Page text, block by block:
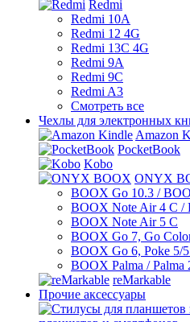
Redmi
Redmi 10A
Redmi 12 4G
Redmi 13C 4G
Redmi 9A
Redmi 9C
Redmi A3
Смотреть все
Чехлы для электронных
Amazon
PocketBook
Kobo
ONYX
BOOX Go 10.3 /
BOOX Note Air 4 C /
BOOX Note Air 5 C
BOOX Go 7, Go
BOOX Go 6, Poke 5/
BOOX Palma / Palma
reMarkable
Прочие аксессуары